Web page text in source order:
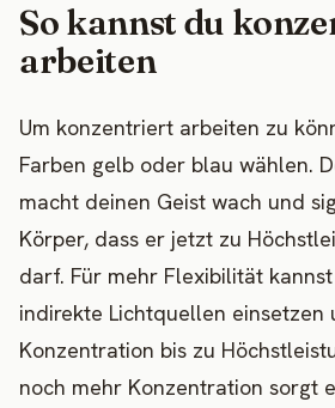
So kannst du
arbeiten
Um konzentriert arbeiten zu
Farben gelb oder blau wählen.
macht deinen Geist wach und
Körper, dass er jetzt zu
darf. Für mehr Flexibilität
indirekte Lichtquellen einsetzen
Konzentration bis zu
noch mehr Konzentration sorgt